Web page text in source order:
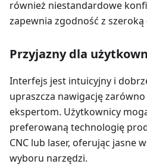
również niestandardowe
zapewnia zgodność z
Przyjazny dla
Interfejs jest intuicyjny i
upraszcza nawigację
ekspertom. Użytkownicy
preferowaną technologię
CNC lub laser, oferując jasne
wyboru narzędzi.